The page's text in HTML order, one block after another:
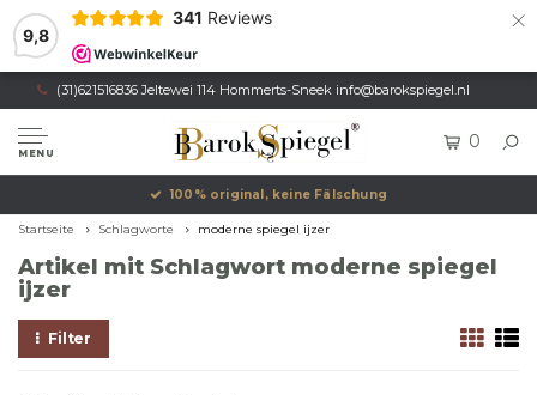
9,8
341 Reviews ×
(31)621516836 Jeltewei 114 Hommerts-Sneek info@barokspiegel.nl
MENU
0
100% original, keine Fälschung
Startseite Schlagworte moderne spiegel ijzer
Artikel mit Schlagwort moderne spiegel
ijzer
Filter